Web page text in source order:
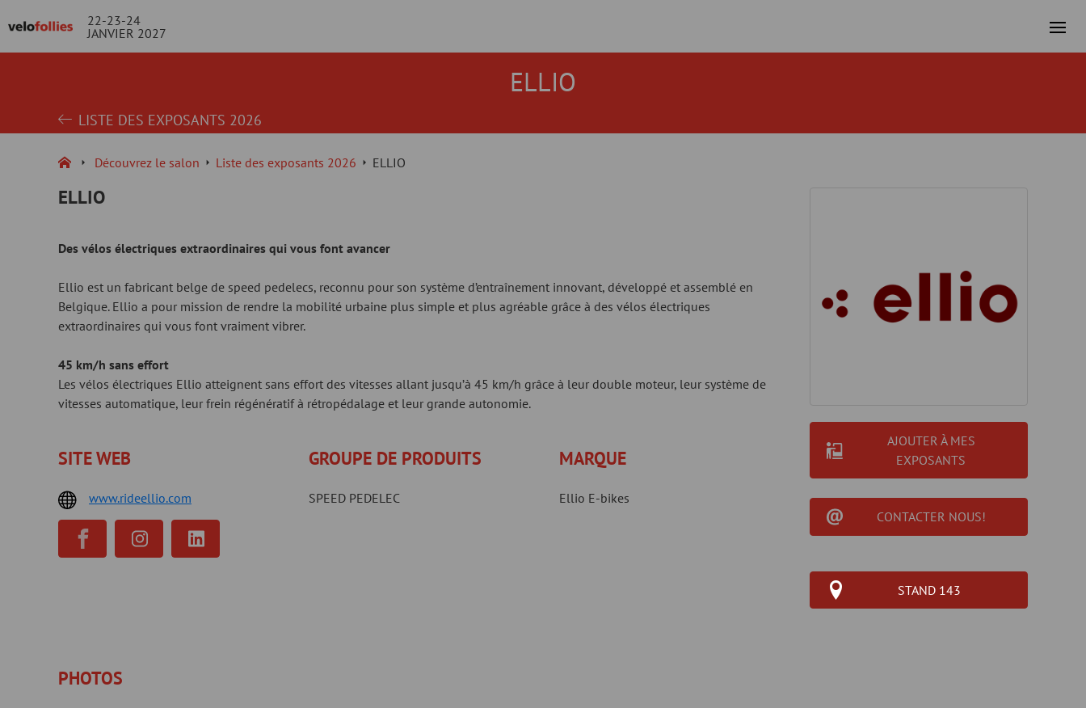
22-23-24
JANVIER 2027
ELLIO
LISTE DES EXPOSANTS 2026
Découvrez le salon Liste des exposants 2026 ELLIO
ELLIO
AJOUTER À MES
EXPOSANTS
CONTACTER NOUS!
STAND 143
Des vélos électriques extraordinaires qui vous font avancer
Ellio est un fabricant belge de speed pedelecs, reconnu pour son système d’entraînement innovant, développé et assemblé en
Belgique. Ellio a pour mission de rendre la mobilité urbaine plus simple et plus agréable grâce à des vélos électriques
extraordinaires qui vous font vraiment vibrer.
45 km/h sans effort
Les vélos électriques Ellio atteignent sans effort des vitesses allant jusqu’à 45 km/h grâce à leur double moteur, leur système de
vitesses automatique, leur frein régénératif à rétropédalage et leur grande autonomie.
SITE WEB
www.rideellio.com
GROUPE DE PRODUITS
SPEED PEDELEC
MARQUE
Ellio E-bikes
PHOTOS